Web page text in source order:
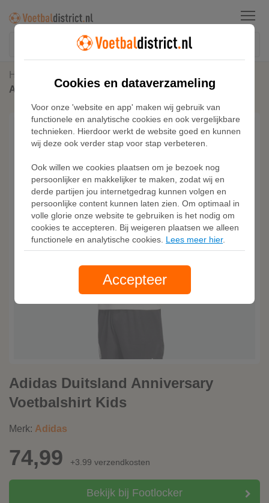
Menu
Home
Adidas Duitsland Anniversary Voetbalshirt Kids
Adidas Duitsland Anniversary
Voetbalshirt Kids
Merk: Adidas
74,99 +3.99 verzendkosten
Bekijk bij Footlocker
Cookies en dataverzameling
Voor onze 'website en app' maken wij gebruik van
functionele en analytische cookies en ook vergelijkbare
technieken. Hierdoor werkt de website goed en kunnen
wij deze ook verder stap voor stap verbeteren.
Ook willen we cookies plaatsen om je bezoek nog
persoonlijker en makkelijker te maken, zodat wij en
derde partijen jou internetgedrag kunnen volgen en
persoonlijke content kunnen laten zien. Om optimaal in
volle glorie onze website te gebruiken is het nodig om
cookies te accepteren. Bij weigeren plaatsen we alleen
functionele en analytische cookies. Lees meer hier.
Accepteer